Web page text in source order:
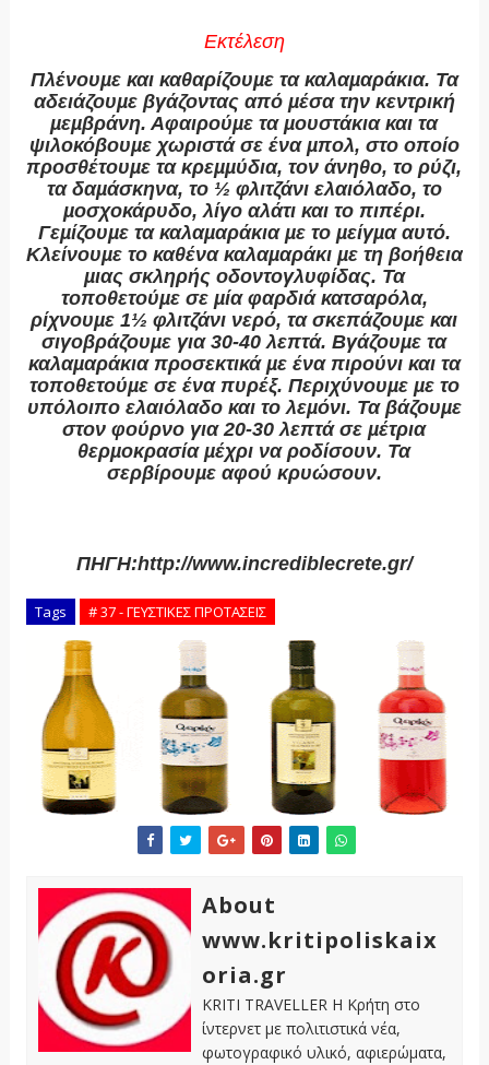
Εκτέλεση
Πλένουµε και καθαρίζουµε τα καλαµαράκια. Τα
αδειάζουµε βγάζοντας από µέσα την κεντρική
µεµβράνη. Αφαιρούµε τα µουστάκια και τα
ψιλοκόβουµε χωριστά σε ένα µπολ, στο οποίο
προσθέτουµε τα κρεµµύδια, τον άνηθο, το ρύζι,
τα δαµάσκηνα, το ½ φλιτζάνι ελαιόλαδο, το
µοσχοκάρυδο, λίγο αλάτι και το πιπέρι.
Γεµίζουµε τα καλαµαράκια µε το µείγµα αυτό.
Κλείνουµε το καθένα καλαµαράκι µε τη βοήθεια
µιας σκληρής οδοντογλυφίδας. Τα
τοποθετούµε σε µία φαρδιά κατσαρόλα,
ρίχνουµε 1½ φλιτζάνι νερό, τα σκεπάζουµε και
σιγοβράζουµε για 30-40 λεπτά. Βγάζουµε τα
καλαµαράκια προσεκτικά µε ένα πιρούνι και τα
τοποθετούµε σε ένα πυρέξ. Περιχύνουµε µε το
υπόλοιπο ελαιόλαδο και το λεµόνι. Τα βάζουµε
στον φούρνο για 20-30 λεπτά σε µέτρια
θερµοκρασία µέχρι να ροδίσουν. Τα
σερβίρουµε αφού κρυώσουν.
ΠΗΓΗ:http://www.incrediblecrete.gr/
Tags # 37 - ΓΕΥΣΤΙΚΕΣ ΠΡΟΤΑΣΕΙΣ
About
www.kritipoliskaix
oria.gr
KRITI TRAVELLER Η Κρήτη στο
ίντερνετ με πολιτιστικά νέα,
φωτογραφικό υλικό, αφιερώματα,